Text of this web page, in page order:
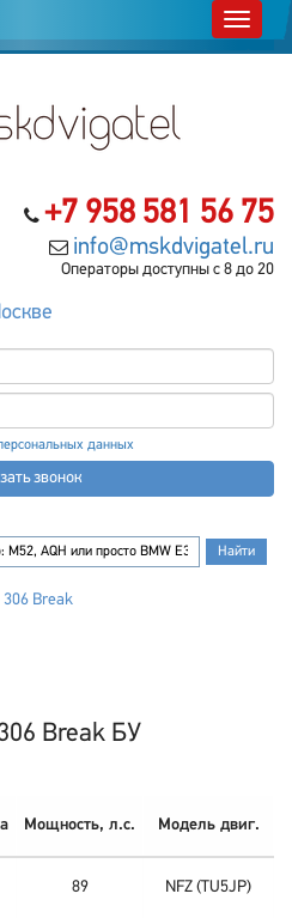
+7 958 581 56 75
info@mskdvigatel.ru
Операторы доступны с 8 до 20
данных
звонок
306 Break
Break БУ
Мощность, л.с. Модель двиг.
89 NFZ (TU5JP)